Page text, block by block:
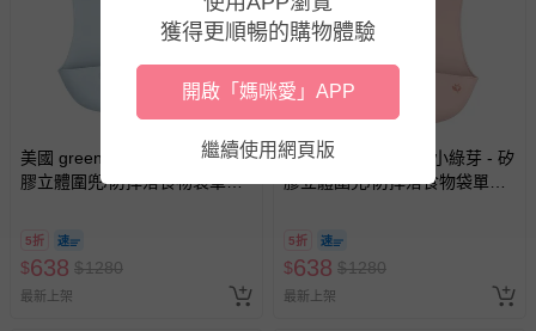
美國 green sprouts 小綠芽 - 矽
膠立體圍兜/防掉落食物袋單入
5折
$638 $1280
最新上架
美國 green sprouts 小綠芽 - 矽
膠立體圍兜/防掉落食物袋單入
5折
$638 $1280
最新上架
獲得更順暢的購物體驗
開啟「媽咪愛」APP
繼續使用網頁版